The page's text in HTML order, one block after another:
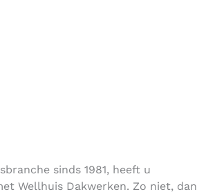
sinds 1981, heeft u
Wellhuis Dakwerken. Zo niet, dan